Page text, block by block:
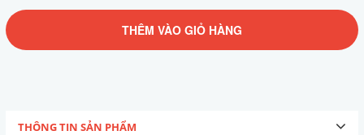
THÊM VÀO GIỎ HÀNG
THÔNG TIN SẢN PHẨM